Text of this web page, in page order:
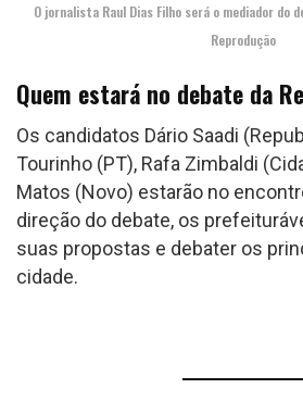
O jornalista Raul Dias Filho será o mediador do
Reprodução
Quem estará no debate da
Os candidatos Dário Saadi
Tourinho (PT), Rafa Zimbaldi
Matos (Novo) estarão no
direção do debate, os
suas propostas e debater os
cidade.